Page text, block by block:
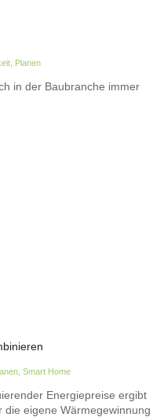
Planen
in der Baubranche immer
Smart Home
Energiepreise ergibt
die eigene Wärmegewinnung